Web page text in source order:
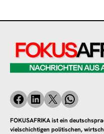
FOKUSAFRIKA ist ein
vielschichtigen politischen,